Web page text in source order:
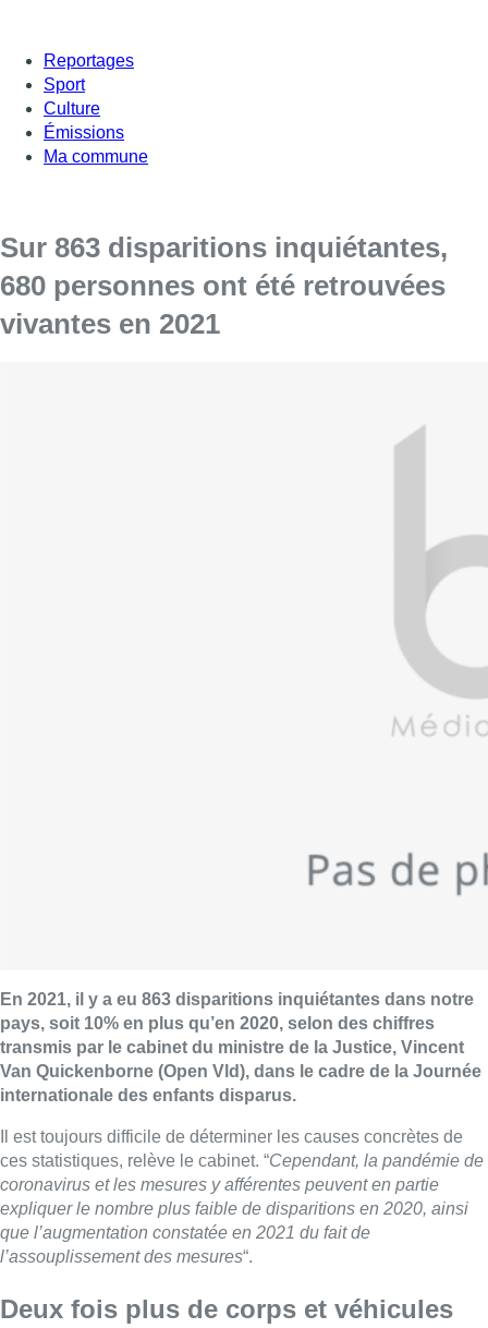
Reportages
Sport
Culture
Émissions
Ma commune
Sur 863 disparitions inquiétantes,
680 personnes ont été retrouvées
vivantes en 2021
En 2021, il y a eu 863 disparitions inquiétantes dans notre
pays, soit 10% en plus qu’en 2020, selon des chiffres
transmis par le cabinet du ministre de la Justice, Vincent
Van Quickenborne (Open Vld), dans le cadre de la Journée
internationale des enfants disparus.
Il est toujours difficile de déterminer les causes concrètes de
ces statistiques, relève le cabinet. “Cependant, la pandémie de
coronavirus et les mesures y afférentes peuvent en partie
expliquer le nombre plus faible de disparitions en 2020, ainsi
que l’augmentation constatée en 2021 du fait de
l’assouplissement des mesures“.
Deux fois plus de corps et véhicules